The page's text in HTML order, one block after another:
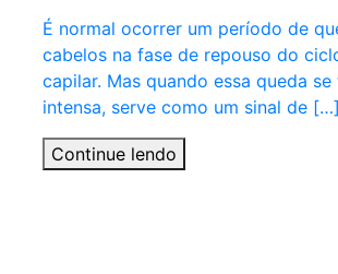
É normal ocorrer um período de
cabelos na fase de repouso do
capilar. Mas quando essa queda se
intensa, serve como um sinal de […]
Continue lendo